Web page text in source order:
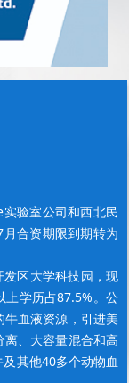
验室公司和西北民
合资期限到期转为
区大学科技园，现
上学历占87.5%。公
血液资源，引进美
、大容量混合和高
其他40多个动物血